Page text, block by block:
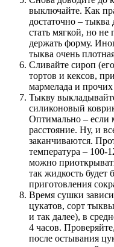
выключайте. Как
достаточно –
стать мягкой, но не
держать форму.
тыква очень
Сливайте сироп
тортов и кексов,
мармелада и прочих
Тыкву
силиконовый
Оптимально – если
расстояние. Ну, и
заканчиваются.
температура – 100-
можно
так жидкость будет
приготовления
Время сушки
цукатов, сорт
и так далее), в
4 часов.
после остывания